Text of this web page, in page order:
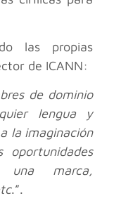
las propias
de ICANN:
de dominio
lengua y
la imaginación
oportunidades
una marca,
.”.